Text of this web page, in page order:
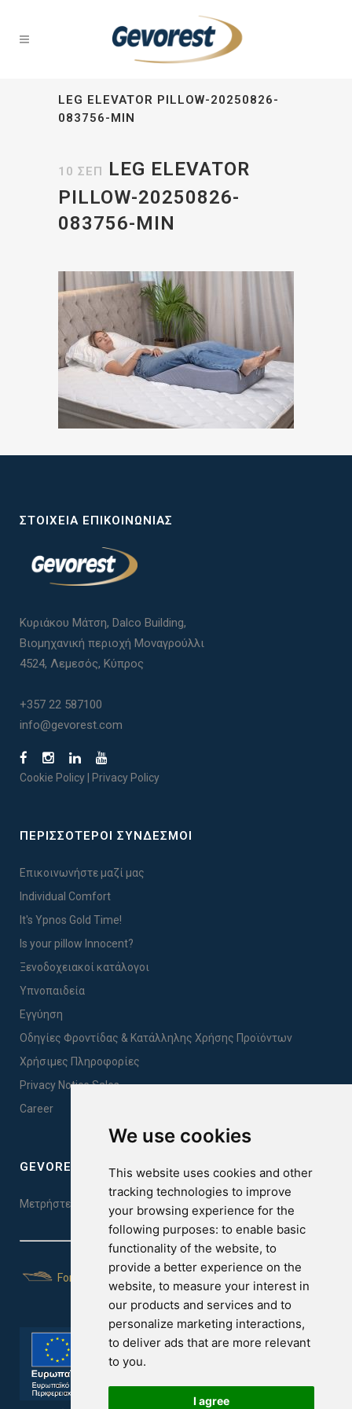
We use cookies
This website uses cookies and other
tracking technologies to improve
your browsing experience for the
following purposes: to enable basic
functionality of the website, to
provide a better experience on the
website, to measure your interest in
our products and services and to
personalize marketing interactions,
to deliver ads that are more relevant
to you.
I agree
LEG ELEVATOR PILLOW-20250826-
083756-MIN
10 ΣΕΠ
LEG ELEVATOR
PILLOW-20250826-
083756-MIN
ΣΤΟΙΧΕΊΑ ΕΠΙΚΟΙΝΩΝΊΑΣ
Κυριάκου Μάτση, Dalco Building,
Βιομηχανική περιοχή Μοναγρούλλι
4524, Λεμεσός, Κύπρος
+357 22 587100
info@gevorest.com
Cookie Policy Privacy Policy
ΠΕΡΙΣΣΟΤΕΡΟΙ ΣΥΝΔΕΣΜΟΙ
Επικοινωνήστε μαζί μας
Individual Comfort
It's Ypnos Gold Time!
Is your pillow Innocent?
Ξενοδοχειακοί κατάλογοι
Υπνοπαιδεία
Εγγύηση
Οδηγίες Φροντίδας & Κατάλληλης Χρήσης Προϊόντων
Χρήσιμες Πληροφορίες
Privacy Notice Sales
Career
GEVOREST SLEEP QUALITY INDEX
Μετρήστε την ποιότητα του ύπνου σας. Κάντε το τεστ εδώ!
For Yachts